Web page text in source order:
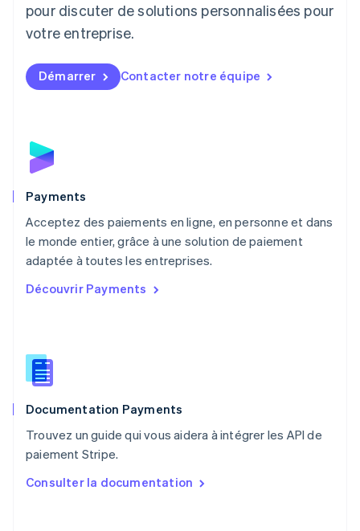
pour discuter de solutions personnalisées pour
votre entreprise.
Démarrer Contacter notre équipe
Payments
Acceptez des paiements en ligne, en personne et dans
le monde entier, grâce à une solution de paiement
adaptée à toutes les entreprises.
Découvrir Payments
Documentation Payments
Trouvez un guide qui vous aidera à intégrer les API de
paiement Stripe.
Consulter la documentation
Luxembourg
FrançaisDeutschEnglish
English简体中文
Malte
Norvège
English
English
NederlandsEnglish
Pologne
English
PortuguêsEnglish
English
Roumanie
Royaume-Uni
Singapour
English 简体中文
English